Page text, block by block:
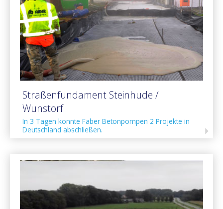
Straßenfundament Steinhude /
Wunstorf
In 3 Tagen konnte Faber Betonpompen 2 Projekte in
Deutschland abschließen.